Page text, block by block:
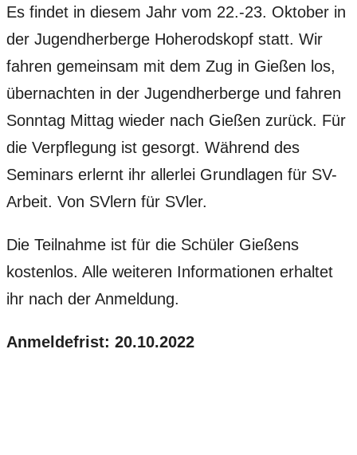
Es findet in diesem Jahr vom 22.-23. Oktober in
der Jugendherberge Hoherodskopf statt. Wir
fahren gemeinsam mit dem Zug in Gießen los,
übernachten in der Jugendherberge und fahren
Sonntag Mittag wieder nach Gießen zurück. Für
die Verpflegung ist gesorgt. Während des
Seminars erlernt ihr allerlei Grundlagen für SV-
Arbeit. Von SVlern für SVler.
Die Teilnahme ist für die Schüler Gießens
kostenlos. Alle weiteren Informationen erhaltet
ihr nach der Anmeldung.
Anmeldefrist: 20.10.2022